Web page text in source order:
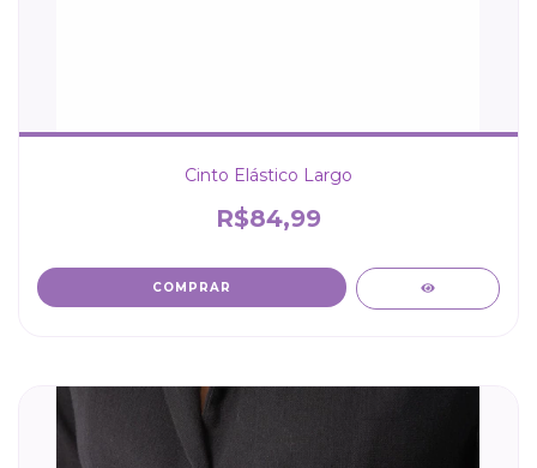
Cinto Elástico Largo
R$84,99
COMPRAR